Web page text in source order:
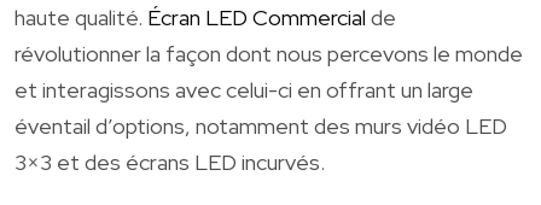
haute qualité. Écran LED Commercial de
révolutionner la façon dont nous percevons le monde
et interagissons avec celui-ci en offrant un large
éventail d’options, notamment des murs vidéo LED
3×3 et des écrans LED incurvés.